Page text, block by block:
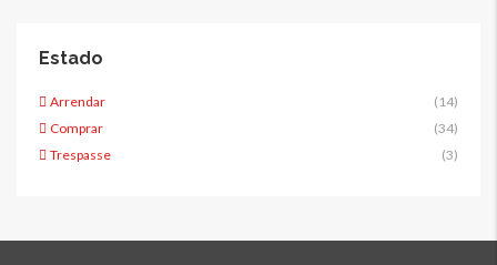
Estado
Arrendar
(14)
Comprar
(34)
Trespasse
(3)